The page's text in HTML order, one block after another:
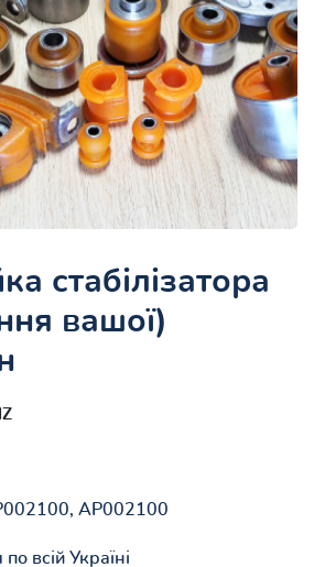
стабілізатора
вашої)
AP002100
всій Україні